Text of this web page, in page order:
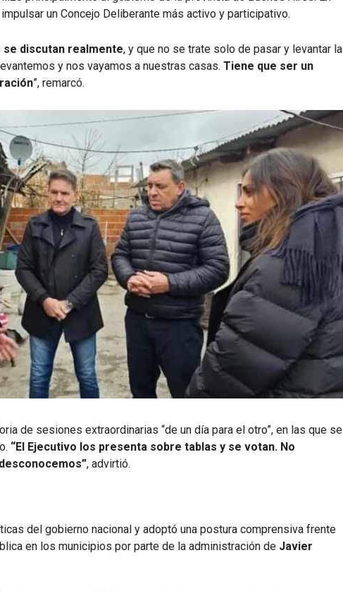
un Concejo Deliberante más activo y participativo.
discutan realmente, y que no se trate solo de pasar y levantar la
y nos vayamos a nuestras casas. Tiene que ser un
”, remarcó.
de sesiones extraordinarias “de un día para el otro”, en las que se
“El Ejecutivo los presenta sobre tablas y se votan. No
, advirtió.
del gobierno nacional y adoptó una postura comprensiva frente
en los municipios por parte de la administración de Javier